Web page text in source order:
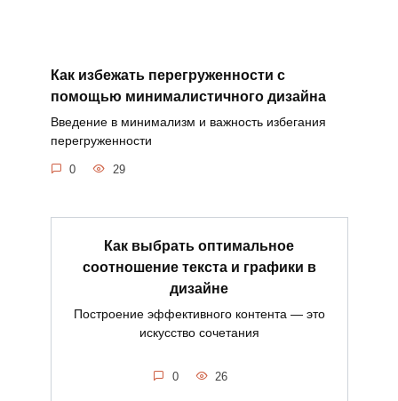
Как избежать перегруженности с
помощью минималистичного дизайна
Введение в минимализм и важность избегания
перегруженности
0 29
Как выбрать оптимальное
соотношение текста и графики в
дизайне
Построение эффективного контента — это
искусство сочетания
0 26